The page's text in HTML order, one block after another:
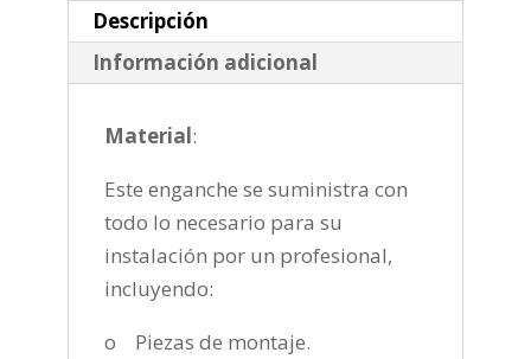
2018-
cantidad
Descripción
Información adicional
Material:
Este enganche se suministra con
todo lo necesario para su
instalación por un profesional,
incluyendo:
o Piezas de montaje.